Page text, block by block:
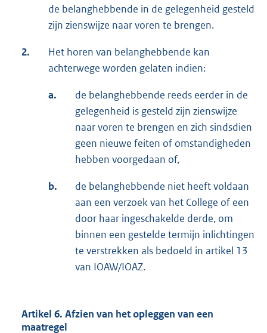
de belanghebbende in de gelegenheid gesteld
zijn zienswijze naar voren te brengen.
2.
Het horen van belanghebbende kan
achterwege worden gelaten indien:
a.
de belanghebbende reeds eerder in de
gelegenheid is gesteld zijn zienswijze
naar voren te brengen en zich sindsdien
geen nieuwe feiten of omstandigheden
hebben voorgedaan of,
b.
de belanghebbende niet heeft voldaan
aan een verzoek van het College of een
door haar ingeschakelde derde, om
binnen een gestelde termijn inlichtingen
te verstrekken als bedoeld in artikel 13
van IOAW/IOAZ.
Artikel 6. Afzien van het opleggen van een
maatregel